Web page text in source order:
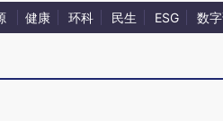
健康 环科 民生 ESG 数